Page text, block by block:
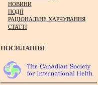
НОВИНИ
ПОДІЇ
РАЦІОНАЛЬНЕ ХАРЧУВАННЯ
СТАТТІ
ПОСИЛАННЯ